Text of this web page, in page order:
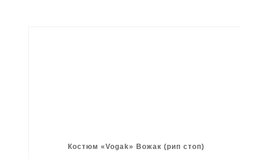
Костюм «Vogak» Вожак (рип стоп)